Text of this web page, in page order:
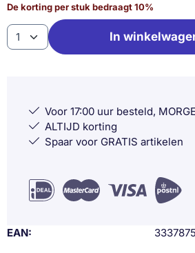
De korting per stuk bedraagt10%
Aantal In
Voor 17:00 uur besteld,
ALTIJD korting
Spaar voor GRATIS artikelen
EAN